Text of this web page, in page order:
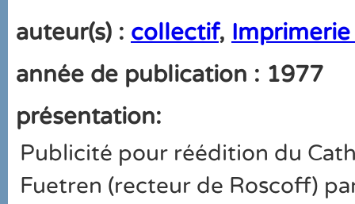
auteur(s) : collectif,
année de publication : 1977
présentation:
Publicité pour réédition du
Fuetren (recteur de Roscoff)